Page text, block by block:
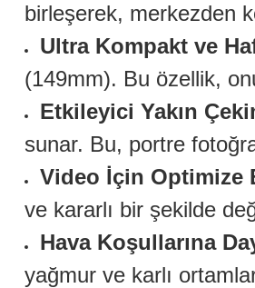
birleşerek, merkezden
Ultra Kompakt ve
(149mm). Bu özellik,
Etkileyici Yakın
sunar. Bu, portre
Video İçin Optimize
ve kararlı bir şekilde
Hava Koşullarına
yağmur ve karlı